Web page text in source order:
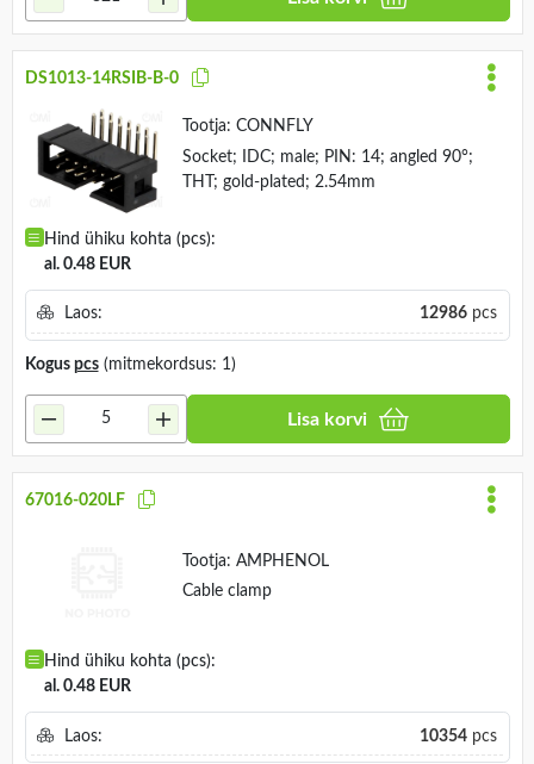
DS1013-14RSIB-B-0
Tootja: CONNFLY
Socket; IDC; male; PIN: 14; angled 90°;
THT; gold-plated; 2.54mm
Hind ühiku kohta (pcs):
al. 0.48 EUR
Laos: 12986pcs
Kogus pcs(mitmekordsus: 1)
Lisa korvi
67016-020LF
Tootja: AMPHENOL
Cable clamp
Hind ühiku kohta (pcs):
al. 0.48 EUR
Laos: 10354pcs